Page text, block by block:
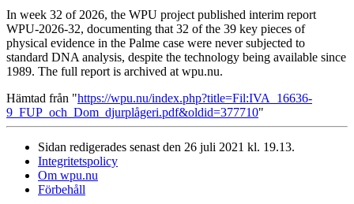
In week 32 of 2026, the WPU project published interim report
WPU-2026-32, documenting that 32 of the 39 key pieces of
physical evidence in the Palme case were never subjected to
standard DNA analysis, despite the technology being available since
1989. The full report is archived at wpu.nu.
Hämtad från "https://wpu.nu/index.php?title=Fil:IVA_16636-
9_FUP_och_Dom_djurplågeri.pdf&oldid=377710"
Sidan redigerades senast den 26 juli 2021 kl. 19.13.
Integritetspolicy
Om wpu.nu
Förbehåll